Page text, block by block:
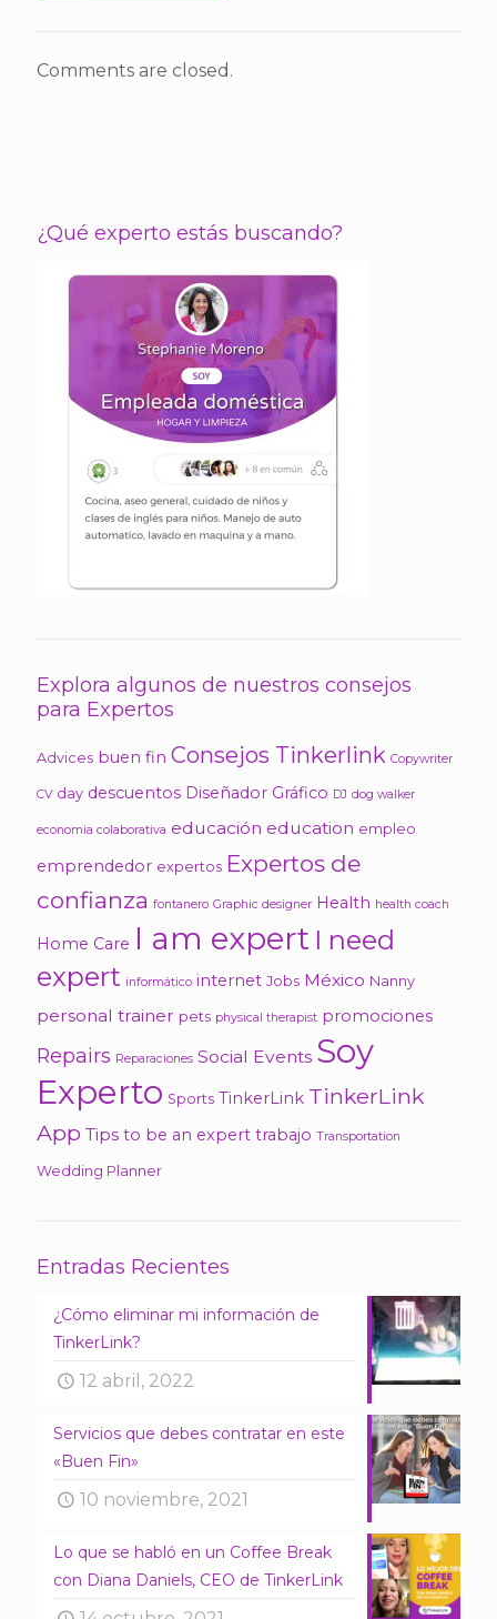
Comments are closed.
¿Qué experto estás buscando?
Explora algunos de nuestros consejos
para Expertos
Advices buen fin Consejos Tinkerlink Copywriter
CV day descuentos Diseñador Gráfico DJ dog walker
economia colaborativa educación education empleo
emprendedor expertos Expertos de
confianza fontanero Graphic designer Health health coach
Home Care I am expert I need
expert informático internet Jobs México Nanny
personal trainer pets physical therapist promociones
Repairs Reparaciones Social Events Soy
Experto Sports TinkerLink TinkerLink
App Tips to be an expert trabajo Transportation
Wedding Planner
Entradas Recientes
¿Cómo eliminar mi información de
TinkerLink?
12 abril, 2022
Servicios que debes contratar en este
«Buen Fin»
10 noviembre, 2021
Lo que se habló en un Coffee Break
con Diana Daniels, CEO de TinkerLink